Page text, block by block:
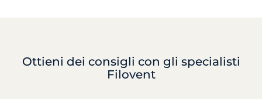
Ottieni dei consigli con gli specialisti
Filovent